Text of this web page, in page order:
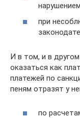
при
И в том, и в
оказаться как
платежей по
пеням отразят у
по